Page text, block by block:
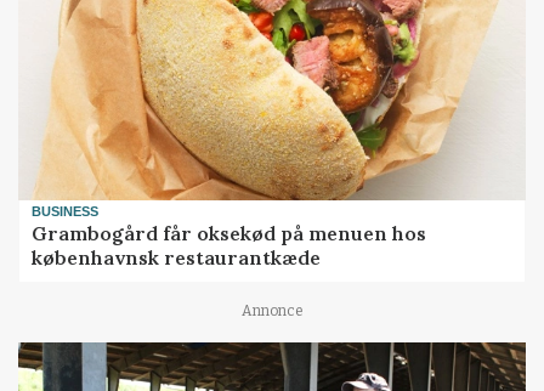
BUSINESS
Grambogård får oksekød på menuen hos
københavnsk restaurantkæde
Annonce